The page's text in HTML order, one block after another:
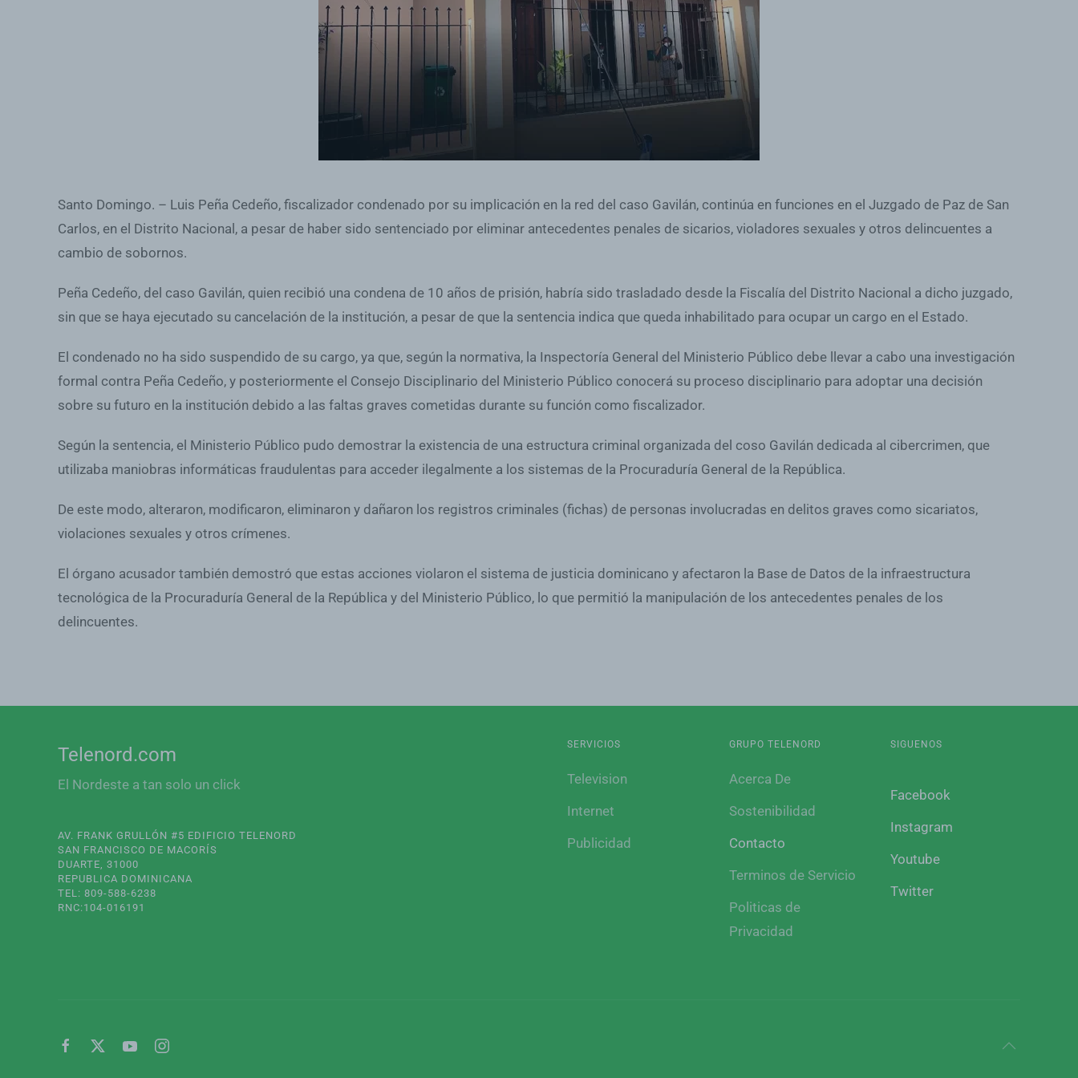
Santo Domingo. – Luis Peña Cedeño, fiscalizador condenado por su implicación en la red del caso Gavilán, continúa en funciones en el Juzgado de Paz de San
Carlos, en el Distrito Nacional, a pesar de haber sido sentenciado por eliminar antecedentes penales de sicarios, violadores sexuales y otros delincuentes a
cambio de sobornos.
Peña Cedeño, del caso Gavilán, quien recibió una condena de 10 años de prisión, habría sido trasladado desde la Fiscalía del Distrito Nacional a dicho juzgado,
sin que se haya ejecutado su cancelación de la institución, a pesar de que la sentencia indica que queda inhabilitado para ocupar un cargo en el Estado.
El condenado no ha sido suspendido de su cargo, ya que, según la normativa, la Inspectoría General del Ministerio Público debe llevar a cabo una investigación
formal contra Peña Cedeño, y posteriormente el Consejo Disciplinario del Ministerio Público conocerá su proceso disciplinario para adoptar una decisión
sobre su futuro en la institución debido a las faltas graves cometidas durante su función como fiscalizador.
Según la sentencia, el Ministerio Público pudo demostrar la existencia de una estructura criminal organizada del coso Gavilán dedicada al cibercrimen, que
utilizaba maniobras informáticas fraudulentas para acceder ilegalmente a los sistemas de la Procuraduría General de la República.
De este modo, alteraron, modificaron, eliminaron y dañaron los registros criminales (fichas) de personas involucradas en delitos graves como sicariatos,
violaciones sexuales y otros crímenes.
El órgano acusador también demostró que estas acciones violaron el sistema de justicia dominicano y afectaron la Base de Datos de la infraestructura
tecnológica de la Procuraduría General de la República y del Ministerio Público, lo que permitió la manipulación de los antecedentes penales de los
delincuentes.
Telenord.com
El Nordeste a tan solo un click
AV. FRANK GRULLÓN #5 EDIFICIO TELENORD
SAN FRANCISCO DE MACORÍS
DUARTE, 31000
REPUBLICA DOMINICANA
TEL: 809-588-6238
RNC:104-016191
SERVICIOS
Television
Internet
Publicidad
GRUPO TELENORD
Acerca De
Sostenibilidad
Contacto
Terminos de Servicio
Politicas de
Privacidad
SIGUENOS
Facebook
Instagram
Youtube
Twitter